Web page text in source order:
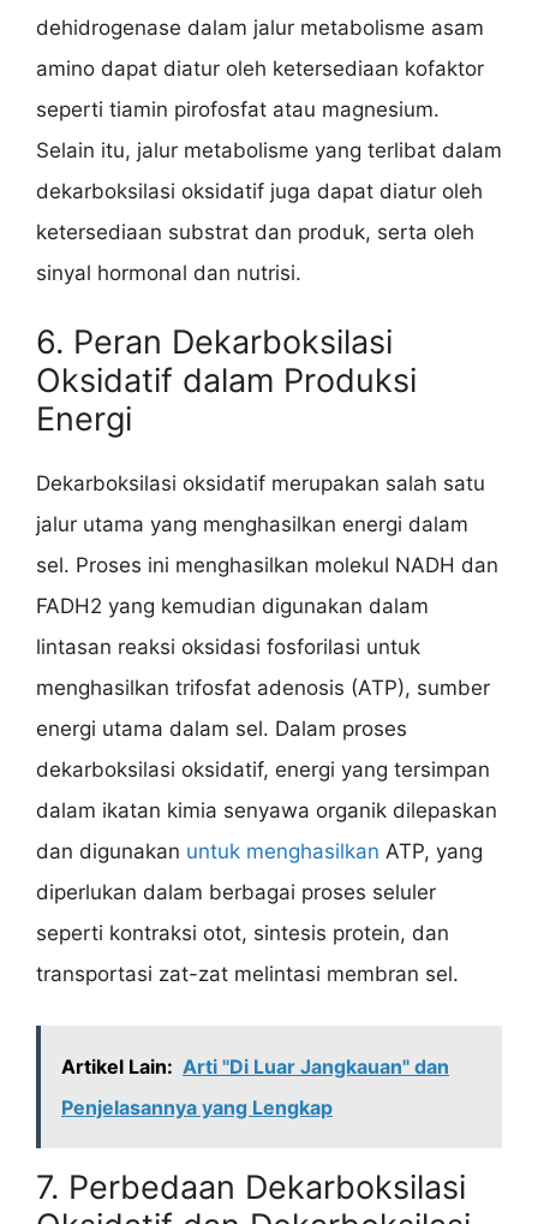
dehidrogenase dalam jalur metabolisme asam
amino dapat diatur oleh ketersediaan kofaktor
seperti tiamin pirofosfat atau magnesium.
Selain itu, jalur metabolisme yang terlibat dalam
dekarboksilasi oksidatif juga dapat diatur oleh
ketersediaan substrat dan produk, serta oleh
sinyal hormonal dan nutrisi.
6. Peran Dekarboksilasi
Oksidatif dalam Produksi
Energi
Dekarboksilasi oksidatif merupakan salah satu
jalur utama yang menghasilkan energi dalam
sel. Proses ini menghasilkan molekul NADH dan
FADH2 yang kemudian digunakan dalam
lintasan reaksi oksidasi fosforilasi untuk
menghasilkan trifosfat adenosis (ATP), sumber
energi utama dalam sel. Dalam proses
dekarboksilasi oksidatif, energi yang tersimpan
dalam ikatan kimia senyawa organik dilepaskan
dan digunakan untuk menghasilkan ATP, yang
diperlukan dalam berbagai proses seluler
seperti kontraksi otot, sintesis protein, dan
transportasi zat-zat melintasi membran sel.
Artikel Lain: Arti "Di Luar Jangkauan" dan
Penjelasannya yang Lengkap
7. Perbedaan Dekarboksilasi